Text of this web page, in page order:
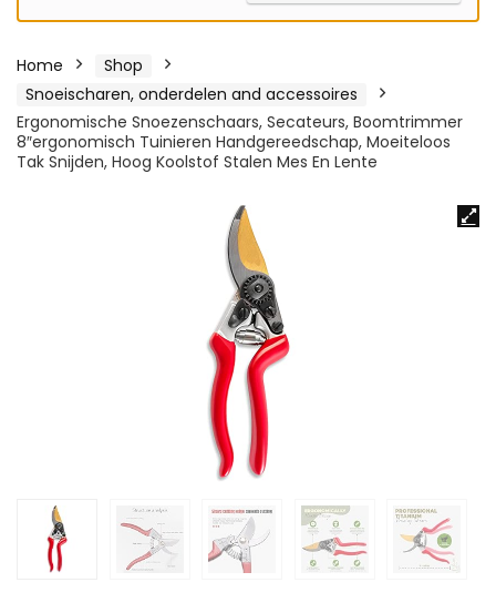
Home
Shop
Snoeischaren, onderdelen and accessoires
Ergonomische Snoezenschaars, Secateurs, Boomtrimmer
8″ergonomisch Tuinieren Handgereedschap, Moeiteloos
Tak Snijden, Hoog Koolstof Stalen Mes En Lente